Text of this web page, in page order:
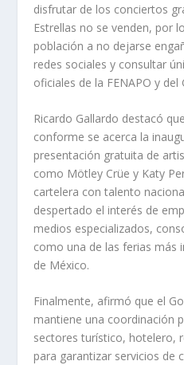
disfrutar de los conciertos
Estrellas no se venden, por
población a no dejarse
redes sociales y consultar
oficiales de la FENAPO y
Ricardo Gallardo destacó
conforme se acerca la
presentación gratuita de
como Mötley Crüe y Katy
cartelera con talento
despertado el interés de
medios especializados,
como una de las ferias más
de México.
Finalmente, afirmó que el
mantiene una coordinación
sectores turístico, hotelero,
para garantizar servicios de